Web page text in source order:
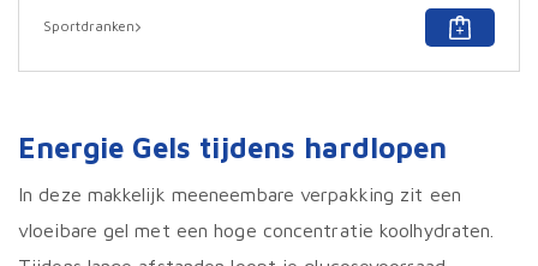
Sportdranken
Dit
Energie Gels tijdens hardlopen
In deze makkelijk meeneembare verpakking zit een
vloeibare gel met een hoge concentratie koolhydraten.